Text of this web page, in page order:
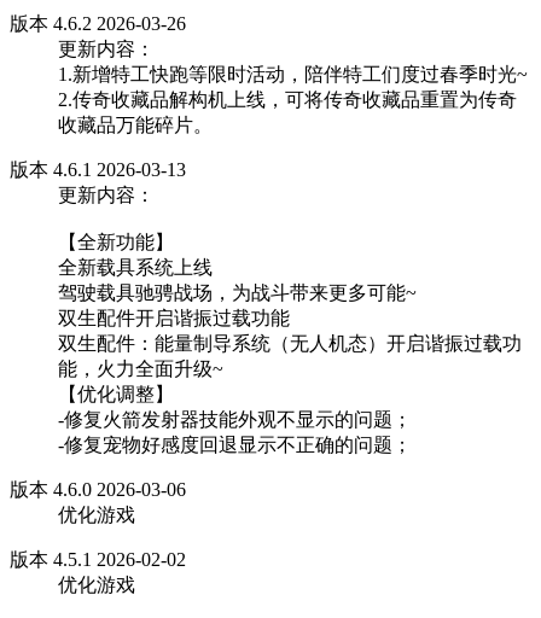
版本 4.6.2 2026-03-26
更新内容：
1.新增特工快跑等限时活动，陪伴特工们度过春季时光~
2.传奇收藏品解构机上线，可将传奇收藏品重置为传奇
收藏品万能碎片。
版本 4.6.1 2026-03-13
更新内容：
【全新功能】
全新载具系统上线
驾驶载具驰骋战场，为战斗带来更多可能~
双生配件开启谐振过载功能
双生配件：能量制导系统（无人机态）开启谐振过载功
能，火力全面升级~
【优化调整】
-修复火箭发射器技能外观不显示的问题；
-修复宠物好感度回退显示不正确的问题；
版本 4.6.0 2026-03-06
优化游戏
版本 4.5.1 2026-02-02
优化游戏